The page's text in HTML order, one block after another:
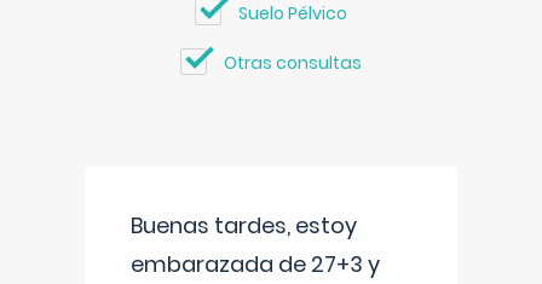
Suelo Pélvico
Otras consultas
Buenas tardes, estoy
embarazada de 27+3 y